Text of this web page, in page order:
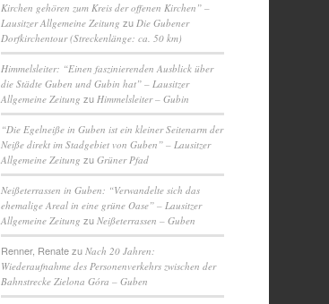
Kirchen gehören zum Kreis der offenen Kirchen” –
Lausitzer Allgemeine Zeitung zu Die Gubener
Dorfkirchentour (Streckenlänge: ca. 50 km)
Himmelsleiter: “Einen faszinierenden Ausblick über
die Städte Guben und Gubin hat” – Lausitzer
Allgemeine Zeitung zu Himmelsleiter – Gubin
“Die Egelneiße in Guben ist ein kleiner Seitenarm der
Neiße direkt im Stadgebiet von Guben” – Lausitzer
Allgemeine Zeitung zuGrüner Pfad
Neißeterrassen in Guben: “Verwandelte sich das
ehemalige Areal in eine grüne Oase” – Lausitzer
Allgemeine Zeitung zuNeißeterrassen – Guben
Renner, RenatezuNach 20 Jahren:
Wiederaufnahme des Personenverkehrs zwischen der
Bahnstrecke Zielona Góra – Guben